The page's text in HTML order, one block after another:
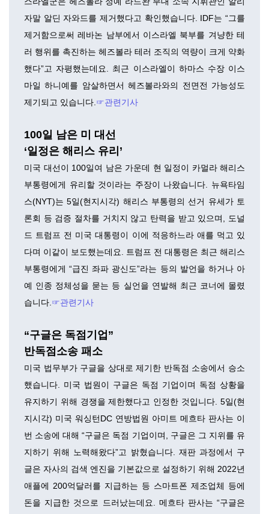
자말 알딘 자와드를 제거했다고 확인했습니다. IDF는 “그를
제거함으로써 레바논 남부에서 이스라엘 북부를 겨냥한 테
러 행위를 촉진하는 헤즈볼라 테러 조직의 역량이 크게 약화
했다”고 자평했는데요. 최근 이스라엘이 하마스 수장 이스
마일 하니예를 암살하면서 헤즈볼라와의 전면전 가능성도
제기되고 있습니다. ☞관련기사
100일 남은 미 대선
‘일정은 해리스 유리’
미국 대선이 100일여 남은 가운데 현 일정이 카멀라 해리스
부통령에게 유리할 것이라는 주장이 나왔습니다. 뉴욕타임
스(NYT)는 5일(현지시각) 해리스 부통령의 선거 유세가 토
론회 등 검증 절차를 거치지 않고 탄력을 받고 있으며, 도널
드 트럼프 전 미국 대통령이 이에 적응하느라 애를 먹고 있
다며 이같이 보도했는데요. 트럼프 전 대통령은 최근 해리스
부통령에게 “급진 좌파 광신도”라는 등의 발언을 하거나 아
예 인종 정체성을 묻는 등 실언을 연발해 최근 코너에 몰렸
습니다. ☞관련기사
“구글은 독점기업”
반독점소송 패소
미국 법무부가 구글을 상대로 제기한 반독점 소송에서 승소
했습니다. 미국 법원이 구글은 독점 기업이며 독점 상황을
유지하기 위해 경쟁을 제한했다고 인정한 것입니다. 5일(현
지시각) 미국 워싱턴DC 연방법원 아미트 메흐타 판사는 이
번 소송에 대해 “구글은 독점 기업이며, 구글은 그 지위를 유
지하기 위해 노력해왔다”고 밝혔습니다. 재판 과정에서 구
글은 자사의 검색 엔진을 기본값으로 설정하기 위해 2022년
애플에 200억달러를 지급하는 등 스마트폰 제조업체 등에
돈을 지급한 것으로 드러났는데요. 메흐타 판사는 “구글은